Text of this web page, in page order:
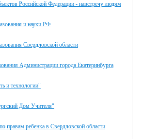
Российской Федерации - навстречу людям
и науки РФ
Свердловской области
Администрации города Екатеринбурга
и технологии"
Дом Учителя"
правам ребенка в Свердловской области